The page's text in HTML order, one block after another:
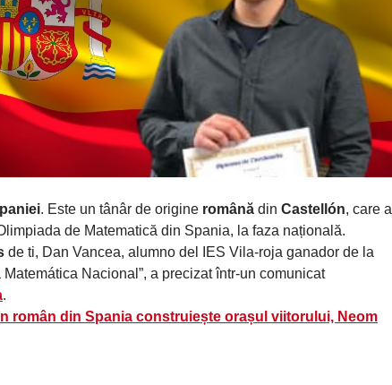
. Este un tânâr de origine română din Castellón, care a
de Matematică din Spania, la faza națională.
de ti, Dan Vancea, alumno del IES Vila-roja ganador de la
Matemática Nacional”, a precizat într-un comunicat
.
român din Spania construiește orașul viitorului, Neom